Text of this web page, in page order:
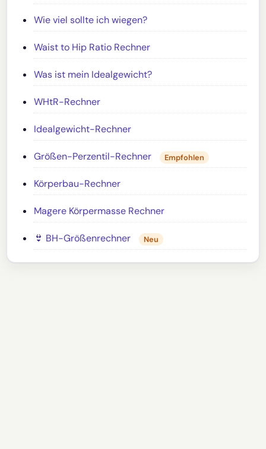
Wie viel sollte ich wiegen?
Waist to Hip Ratio Rechner
Was ist mein Idealgewicht?
WHtR-Rechner
Idealgewicht-Rechner
Größen-Perzentil-Rechner Empfohlen
Körperbau-Rechner
Magere Körpermasse Rechner
👙 BH-Größenrechner Neu